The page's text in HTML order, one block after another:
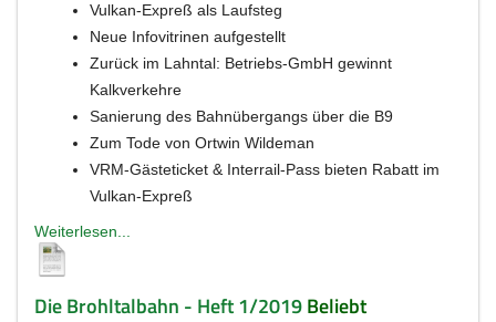
Vulkan-Expreß als Laufsteg
Neue Infovitrinen aufgestellt
Zurück im Lahntal: Betriebs-GmbH gewinnt
Kalkverkehre
Sanierung des Bahnübergangs über die B9
Zum Tode von Ortwin Wildeman
VRM-Gästeticket & Interrail-Pass bieten Rabatt im
Vulkan-Expreß
Weiterlesen...
Die Brohltalbahn - Heft 1/2019Beliebt